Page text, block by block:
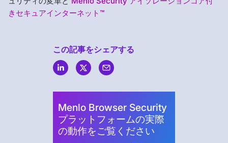
きセキュアインターネット™
この記事をシェアする
Menlo Browser Security
プラットフォームの実際
の動作をご覧ください